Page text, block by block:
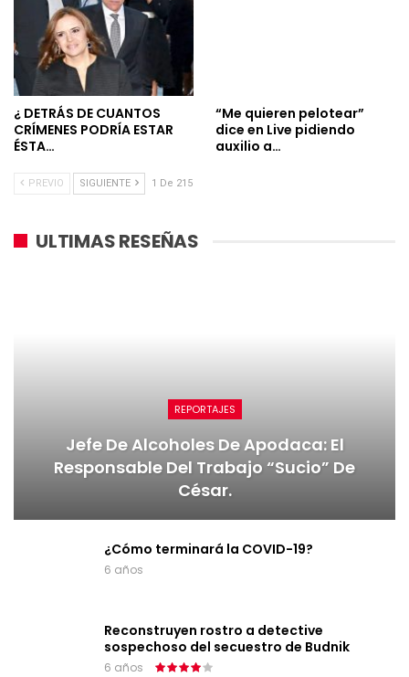
¿ DETRÁS DE CUANTOS
CRÍMENES PODRÍA ESTAR
ÉSTA…
“Me quieren pelotear”
dice en Live pidiendo
auxilio a…
PREVIO SIGUIENTE 1 De 215
ULTIMAS RESEÑAS
REPORTAJES
Jefe De Alcoholes De Apodaca: El
Responsable Del Trabajo “sucio” De
César.
¿Cómo terminará la COVID-19?
6 años
Reconstruyen rostro a detective
sospechoso del secuestro de Budnik
6 años